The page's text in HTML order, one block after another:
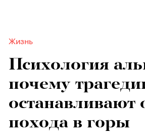
Жизнь
Психология
почему
останавливают
похода в горы